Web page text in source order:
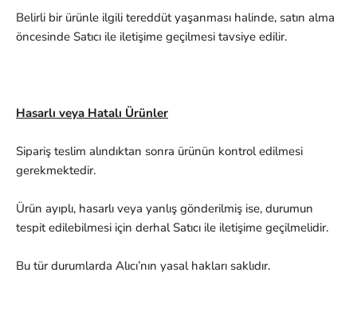
Belirli bir ürünle ilgili tereddüt yaşanması halinde, satın alma
öncesinde Satıcı ile iletişime geçilmesi tavsiye edilir.
Hasarlı veya Hatalı Ürünler
Sipariş teslim alındıktan sonra ürünün kontrol edilmesi
gerekmektedir.
Ürün ayıplı, hasarlı veya yanlış gönderilmiş ise, durumun
tespit edilebilmesi için derhal Satıcı ile iletişime geçilmelidir.
Bu tür durumlarda Alıcı’nın yasal hakları saklıdır.